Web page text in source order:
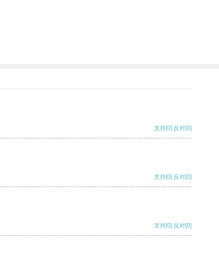
支持[0] 反对[0]
支持[0] 反对[0]
支持[0] 反对[0]